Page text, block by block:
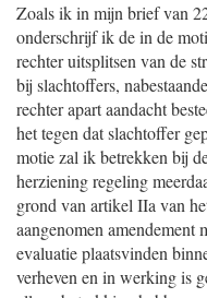
Zoals ik in mijn brief van
onderschrijf ik de in de
rechter uitsplitsen van de
bij slachtoffers,
rechter apart aandacht
het tegen dat slachtoffer
motie zal ik betrekken bij
herziening regeling
grond van artikel IIa van
aangenomen amendement
evaluatie plaatsvinden
verheven en in werking is